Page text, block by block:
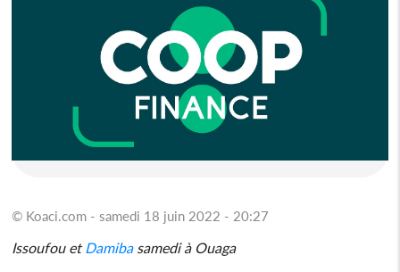
© Koaci.com - samedi 18 juin 2022 - 20:27
Issoufou et Damibasamedi à Ouaga